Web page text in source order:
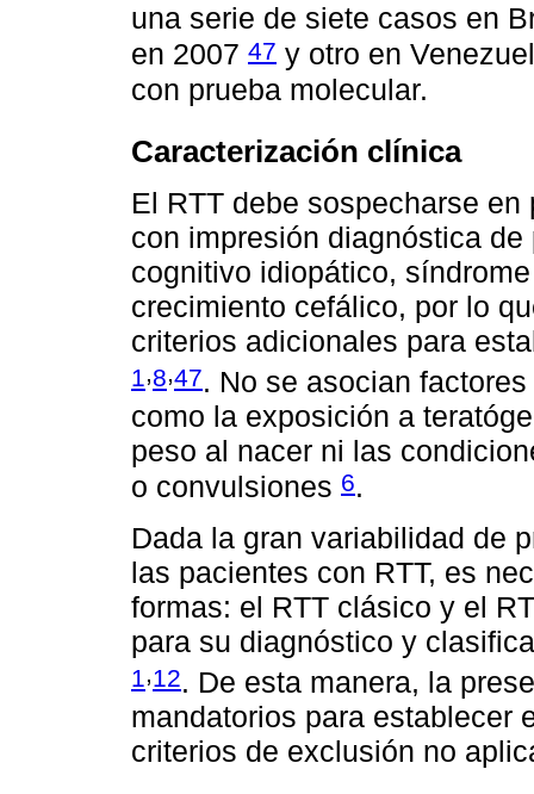
una serie de siete casos en
en 2007 47 y otro en
con prueba molecular.
Caracterización clínica
El RTT debe sospecharse
con impresión diagnóstica
cognitivo idiopático,
crecimiento cefálico, por lo
criterios adicionales para
1,8,47. No se asocian
como la exposición a
peso al nacer ni las
o convulsiones 6.
Dada la gran variabilidad de
las pacientes con RTT, es
formas: el RTT clásico y el
para su diagnóstico y
1 ,12. De esta manera, la
mandatorios para establecer
criterios de exclusión no